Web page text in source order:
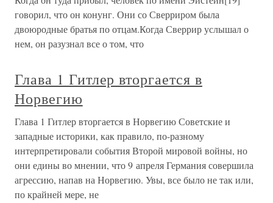
говорил, что он конунг. Они со Сверриром была
двоюродные братья по отцам.Когда Сверрир услышал о
нем, он разузнал все о том, что
Глава 1 Гитлер вторгается в
Норвегию
Глава 1 Гитлер вторгается в Норвегию Советские и
западные историки, как правило, по-разному
интерпретировали события Второй мировой войны, но
они едины во мнении, что 9 апреля Германия совершила
агрессию, напав на Норвегию. Увы, все было не так или,
по крайней мере, не